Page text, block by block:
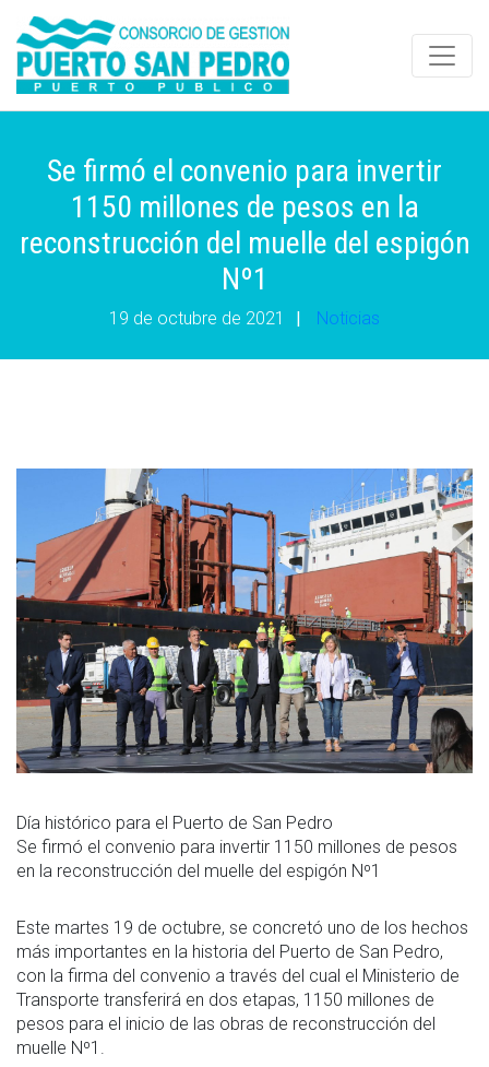
Se firmó el convenio para invertir
1150 millones de pesos en la
reconstrucción del muelle del espigón
Nº1
19 de octubre de 2021 | Noticias
Día histórico para el Puerto de San Pedro
Se firmó el convenio para invertir 1150 millones de pesos
en la reconstrucción del muelle del espigón Nº1
Este martes 19 de octubre, se concretó uno de los hechos
más importantes en la historia del Puerto de San Pedro,
con la firma del convenio a través del cual el Ministerio de
Transporte transferirá en dos etapas, 1150 millones de
pesos para el inicio de las obras de reconstrucción del
muelle Nº1.